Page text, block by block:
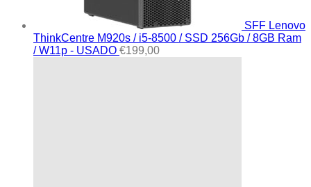
SFF Lenovo
ThinkCentre M920s / i5-8500 / SSD 256Gb / 8GB Ram
/ W11p - USADO €199,00